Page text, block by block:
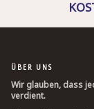
ÜBER UNS
Wir glauben, dass
verdient.